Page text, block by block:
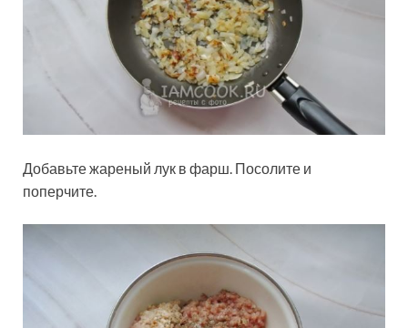
Добавьте жареный лук в фарш. Посолите и
поперчите.